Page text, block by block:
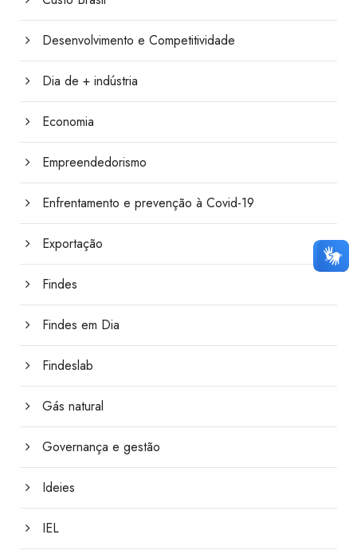
Desenvolvimento e Competitividade
Dia de + indústria
Economia
Empreendedorismo
Enfrentamento e prevenção à Covid-19
Exportação
Findes
Findes em Dia
Findeslab
Gás natural
Governança e gestão
Ideies
IEL